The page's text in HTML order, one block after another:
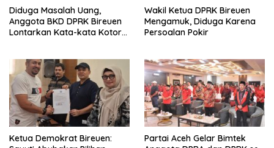
Diduga Masalah Uang,
Anggota BKD DPRK Bireuen
Lontarkan Kata-kata Kotor
Wakil Ketua DPRK Bireuen
Mengamuk, Diduga Karena
Persoalan Pokir
Ketua Demokrat Bireuen:
Partai Aceh Gelar Bimtek